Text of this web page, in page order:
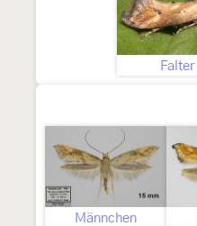
Falter
Männchen